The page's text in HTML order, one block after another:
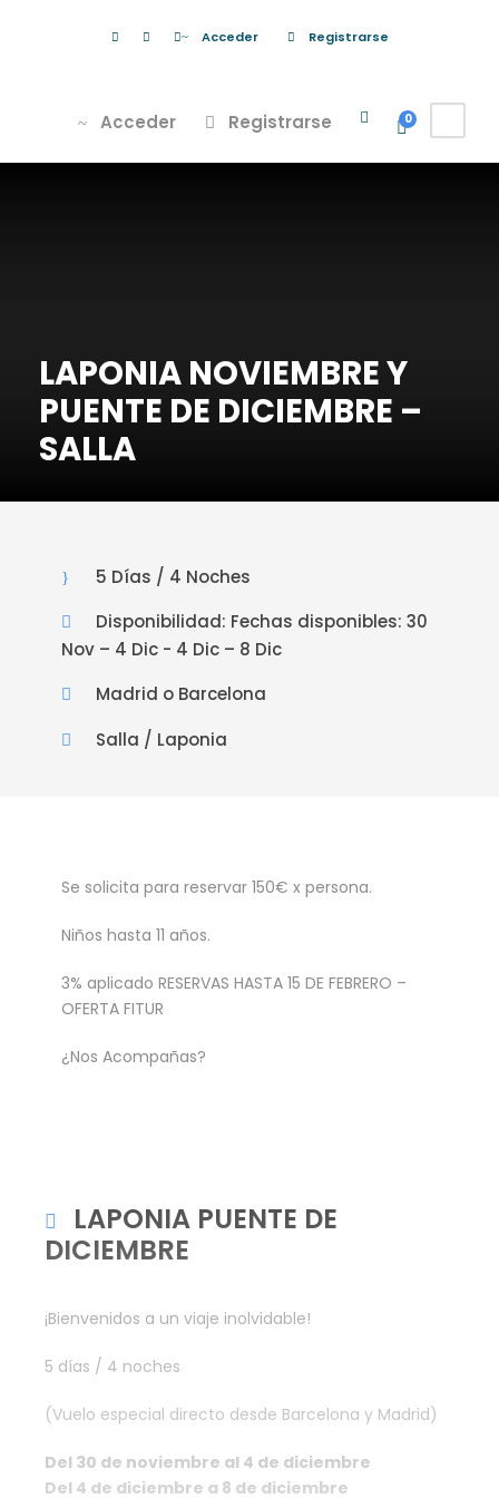
Acceder Registrarse
Acceder Registrarse 0
LAPONIA NOVIEMBRE Y
PUENTE DE DICIEMBRE –
SALLA
5 Días / 4 Noches
Disponibilidad: Fechas disponibles: 30
Nov – 4 Dic - 4 Dic – 8 Dic
Madrid o Barcelona
Salla / Laponia
Se solicita para reservar 150€ x persona.
Niños hasta 11 años.
3% aplicado RESERVAS HASTA 15 DE FEBRERO –
OFERTA FITUR
¿Nos Acompañas?
LAPONIA PUENTE DE
DICIEMBRE
¡Bienvenidos a un viaje inolvidable!
5 días / 4 noches
(Vuelo especial directo desde Barcelona y Madrid)
Del 30 de noviembre al 4 de diciembre
Del 4 de diciembre a 8 de diciembre